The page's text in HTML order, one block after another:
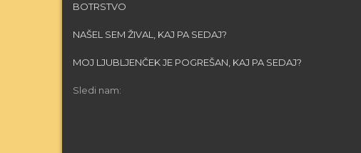
BOTRSTVO
NAŠEL SEM ŽIVAL, KAJ PA SEDAJ?
MOJ LJUBLJENČEK JE POGREŠAN, KAJ PA SEDAJ?
Sledi nam: